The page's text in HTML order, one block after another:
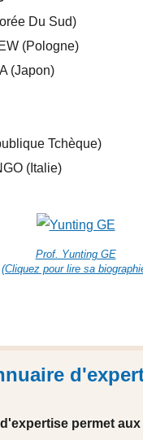
Du Sud)
(Pologne)
(Japon)
Tchèque)
(Italie)
Prof. Yunting GE
(Cliquez pour lire sa
permet